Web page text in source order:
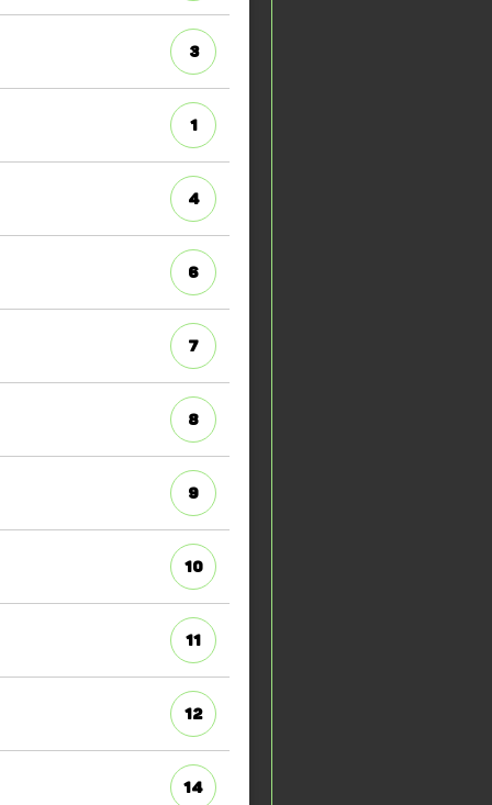
3
1
4
6
7
8
9
10
11
12
14